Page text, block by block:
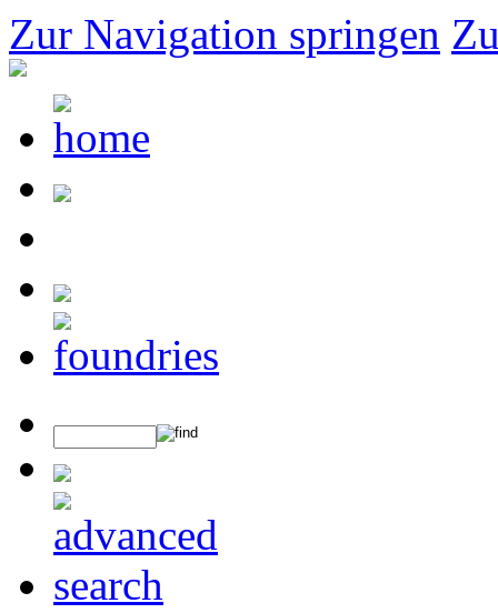
Zur Navigation springen